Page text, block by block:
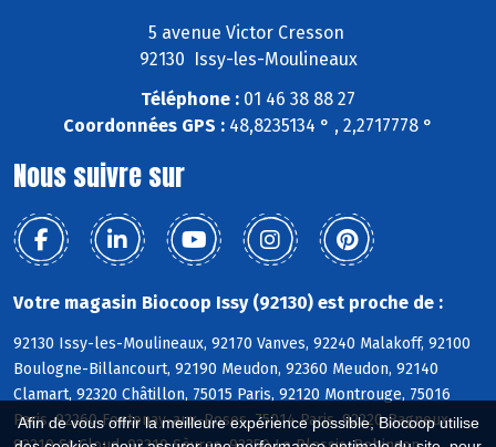
Afin de vous offrir la meilleure expérience possible, Biocoop utilise
5 avenue Victor Cresson
92130 Issy-les-Moulineaux
Téléphone : 01 46 38 88 27
Coordonnées GPS : 48,8235134 ° , 2,2717778 °
Nous suivre sur
Votre magasin Biocoop Issy (92130) est proche de :
92130 Issy-les-Moulineaux, 92170 Vanves, 92240 Malakoff, 92100
Boulogne-Billancourt, 92190 Meudon, 92360 Meudon, 92140
Clamart, 92320 Châtillon, 75015 Paris, 92120 Montrouge, 75016
Paris, 92260 Fontenay-aux-Roses, 75014 Paris, 92220 Bagneux,